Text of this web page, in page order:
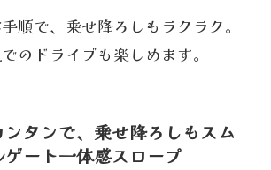
順で、乗せ降ろしもラクラク。
のドライブも楽しめます。
タンで、乗せ降ろしもスム
ート一体感スロープ